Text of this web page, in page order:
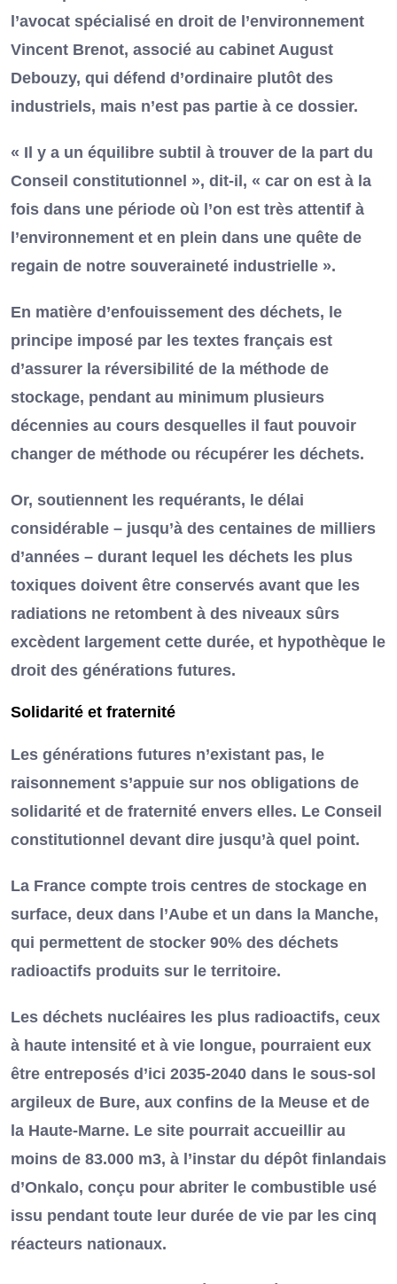
l’avocat spécialisé en droit de l’environnement
Vincent Brenot, associé au cabinet August
Debouzy, qui défend d’ordinaire plutôt des
industriels, mais n’est pas partie à ce dossier.
« Il y a un équilibre subtil à trouver de la part du
Conseil constitutionnel », dit-il, « car on est à la
fois dans une période où l’on est très attentif à
l’environnement et en plein dans une quête de
regain de notre souveraineté industrielle ».
En matière d’enfouissement des déchets, le
principe imposé par les textes français est
d’assurer la réversibilité de la méthode de
stockage, pendant au minimum plusieurs
décennies au cours desquelles il faut pouvoir
changer de méthode ou récupérer les déchets.
Or, soutiennent les requérants, le délai
considérable – jusqu’à des centaines de milliers
d’années – durant lequel les déchets les plus
toxiques doivent être conservés avant que les
radiations ne retombent à des niveaux sûrs
excèdent largement cette durée, et hypothèque le
droit des générations futures.
Solidarité et fraternité
Les générations futures n’existant pas, le
raisonnement s’appuie sur nos obligations de
solidarité et de fraternité envers elles. Le Conseil
constitutionnel devant dire jusqu’à quel point.
La France compte trois centres de stockage en
surface, deux dans l’Aube et un dans la Manche,
qui permettent de stocker 90% des déchets
radioactifs produits sur le territoire.
Les déchets nucléaires les plus radioactifs, ceux
à haute intensité et à vie longue, pourraient eux
être entreposés d’ici 2035-2040 dans le sous-sol
argileux de Bure, aux confins de la Meuse et de
la Haute-Marne. Le site pourrait accueillir au
moins de 83.000 m3, à l’instar du dépôt finlandais
d’Onkalo, conçu pour abriter le combustible usé
issu pendant toute leur durée de vie par les cinq
réacteurs nationaux.